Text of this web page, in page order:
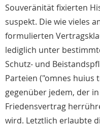
Souveränität fixierten
suspekt. Die wie vieles
formulierten
lediglich unter
Schutz- und
Parteien ("omnes huius
gegenüber jedem, der
Friedensvertrag
wird. Letztlich erlaubte